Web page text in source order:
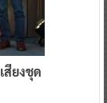
สียงชุด